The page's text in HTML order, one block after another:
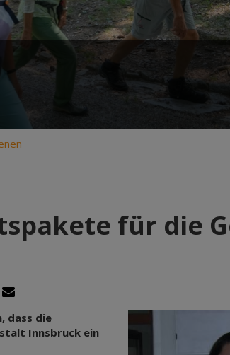
für die
dass die
Innsbruck ein